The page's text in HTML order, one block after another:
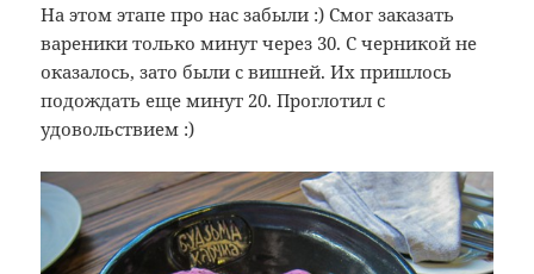
На этом этапе про нас забыли :) Смог заказать
вареники только минут через 30. С черникой не
оказалось, зато были с вишней. Их пришлось
подождать еще минут 20. Проглотил с
удовольствием :)